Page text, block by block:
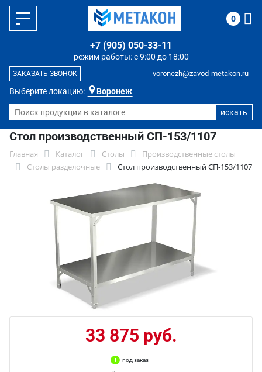
Выберите локацию: Воронеж
режим работы: с 9:00 до 18:00
+7 (905) 050-33-11
voronezh@zavod-metakon.ru
ЗАКАЗАТЬ ЗВОНОК
0
Стол производственный СП-153/1107
Главная Каталог Столы
Производственные столы
Столы разделочные
Стол производственный СП-153/1107
33 875 руб.
под заказ